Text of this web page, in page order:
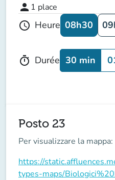
person 1 place
schedule Heure 08h30
timer Durée 30 min
Posto 23
Per visualizzare la mappa:
https://
types-maps/